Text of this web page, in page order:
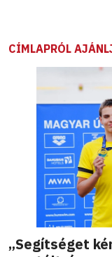
CÍMLAPRÓL
„Segítséget